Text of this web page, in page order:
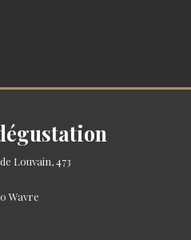
Louvain, 473
Wavre